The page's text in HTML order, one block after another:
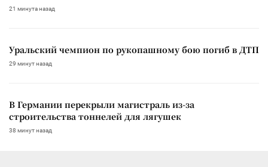
21 минута назад
Уральский чемпион по рукопашному бою погиб в ДТП
29 минут назад
В Германии перекрыли магистраль из-за
строительства тоннелей для лягушек
38 минут назад